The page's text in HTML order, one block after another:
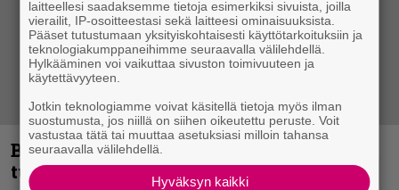
Blind Channel palaa rytinällä –
tuplasingle videoineen julki
laitteellesi saadaksemme tietoja esimerkiksi sivuista, joilla
vierailit, IP-osoitteestasi sekä laitteesi ominaisuuksista.
Pääset tutustumaan yksityiskohtaisesti käyttötarkoituksiin ja
teknologiakumppaneihimme seuraavalla välilehdellä.
Hylkääminen voi vaikuttaa sivuston toimivuuteen ja
käytettävyyteen.
Jotkin teknologiamme voivat käsitellä tietoja myös ilman
suostumusta, jos niillä on siihen oikeutettu peruste. Voit
vastustaa tätä tai muuttaa asetuksiasi milloin tahansa
seuraavalla välilehdellä.
Hyväksyn kaikki